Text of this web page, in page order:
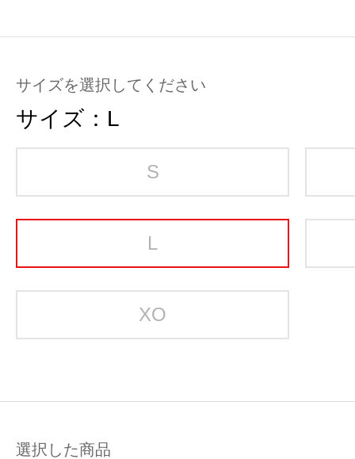
サイズを選択してください
サイズ： L
S
L
XO
選択した商品